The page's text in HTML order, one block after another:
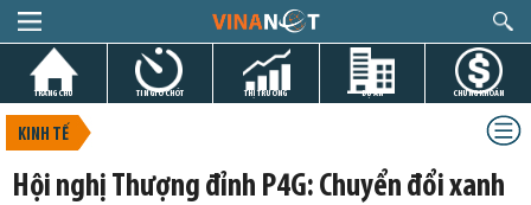
TRANG CHỦ TIN GIỜ CHÓT THỊ TRƯỜNG DỰ ÁN CHỨNG KHOÁN
KINH TẾ
Hội nghị Thượng đỉnh P4G: Chuyển đổi xanh